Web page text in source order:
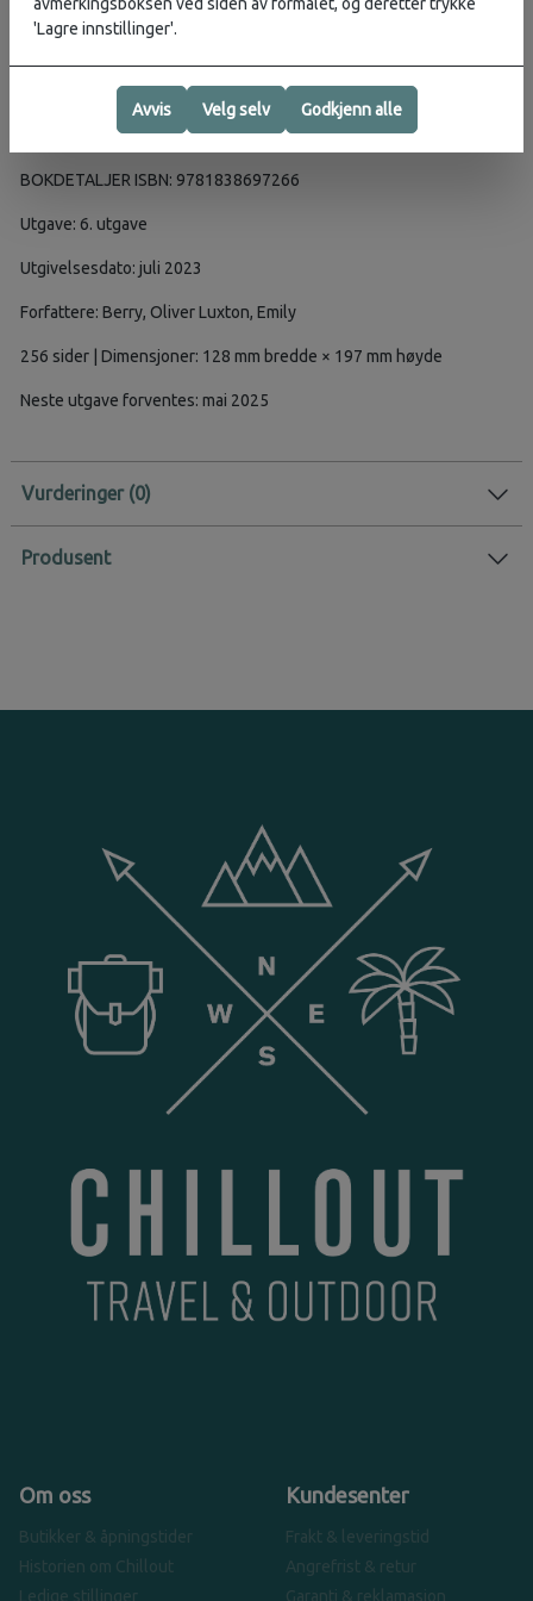
Språk - essensielle fraser og språktips.
Insider tips for å spare tid og penger, samt komme deg rundt
som en lokal, unngå folkemengder og problemområder.
OMFATTER Exeter, Torquay, Plymouth, Dartmoor, Exmoor, Bodmin,
Newquay, Isles of Scilly
BOKDETALJER ISBN: 9781838697266
Utgave: 6. utgave
Utgivelsesdato: juli 2023
Forfattere: Berry, Oliver Luxton, Emily
256 sider | Dimensjoner: 128 mm bredde × 197 mm høyde
Neste utgave forventes: mai 2025
Vurderinger
Produsent
Om oss
Butikker & åpningstider
Historien om Chillout
Ledige stillinger
Kundesenter
Frakt & leveringstid
Angrefrist & retur
Garanti & reklamasjon
'Lagre innstillinger'.
Avvis Velg selv Godkjenn alle